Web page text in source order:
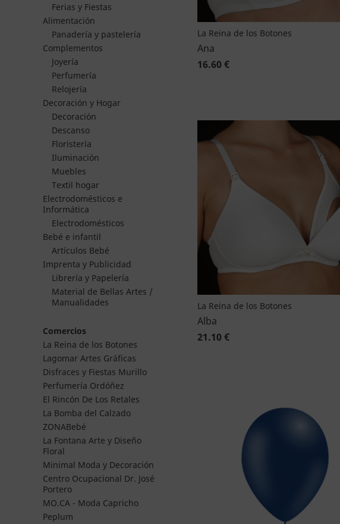
Ferias y Fiestas
Alimentación
Panadería y pastelería
Complementos
Joyería
Perfumería
Relojería
Decoración y Hogar
Decoración
Descanso
Floristería
Iluminación
Muebles
Textil hogar
Electrodomésticos e
Informática
Electrodomésticos
Bebé e infantil
Artículos Bebé
Imprenta y Publicidad
Librería y Papelería
Material de Bellas Artes /
Manualidades
Comercios
La Reina de los Botones
Lagomar Artes Gráficas
Disfraces y Fiestas Murillo
Perfumería Ordóñez
El Rincón De Los Retales
La Bomba del Calzado
ZONABebé
La Fontana Arte y Diseño
Floral
Minimal Moda y Decoración
Centro Ocupacional Dr. José
Portero
MO.CA - Moda Capricho
Peplum
La Reina de los Botones
Ana
16.60 €
La Reina de los Botones
Alba
21.10 €